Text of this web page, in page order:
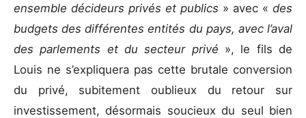
ensemble décideurs privés et publics » avec « des
budgets des différentes entités du pays, avec l’aval
des parlements et du secteur privé », le fils de
Louis ne s’expliquera pas cette brutale conversion
du privé, subitement oublieux du retour sur
investissement, désormais soucieux du seul bien